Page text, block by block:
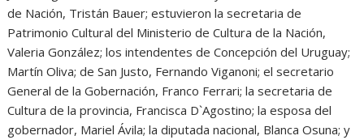
de Nación, Tristán Bauer; estuvieron la secretaria de
Patrimonio Cultural del Ministerio de Cultura de la Nación,
Valeria González; los intendentes de Concepción del Uruguay;
Martín Oliva; de San Justo, Fernando Viganoni; el secretario
General de la Gobernación, Franco Ferrari; la secretaria de
Cultura de la provincia, Francisca D`Agostino; la esposa del
gobernador, Mariel Ávila; la diputada nacional, Blanca Osuna; y